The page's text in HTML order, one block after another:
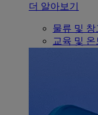
더 알아보기
물류 및 창
교육 및 온